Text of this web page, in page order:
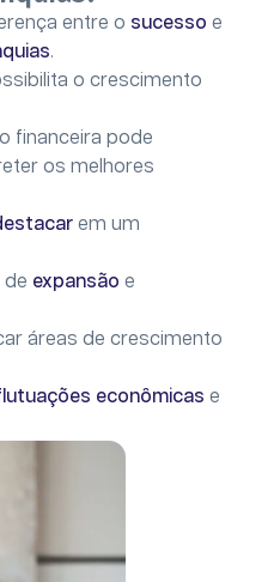
entre o sucesso e
.
o crescimento
financeira pode
os melhores
em um
de expansão e
áreas de crescimento
econômicas e